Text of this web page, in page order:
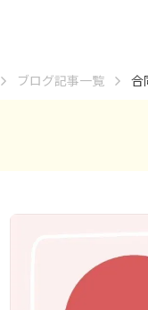
ブログ記事一覧 合